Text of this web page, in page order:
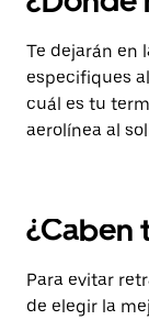
Te dejarán en
especifiques
cuál es tu
aerolínea al
¿Caben
Para evitar
de elegir la